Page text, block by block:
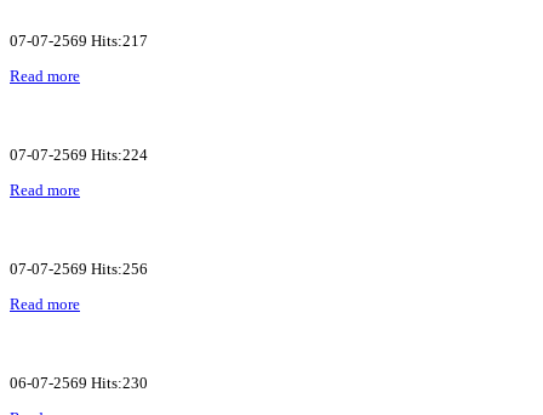
07-07-2569 Hits:217
Read more
07-07-2569 Hits:224
Read more
07-07-2569 Hits:256
Read more
06-07-2569 Hits:230